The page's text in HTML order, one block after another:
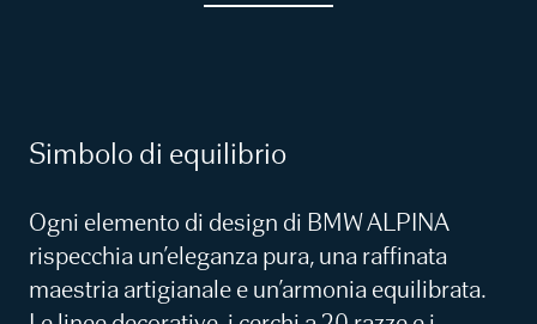
Simbolo di equilibrio
Ogni elemento di design di BMW ALPINA
rispecchia un’eleganza pura, una raffinata
maestria artigianale e un’armonia equilibrata.